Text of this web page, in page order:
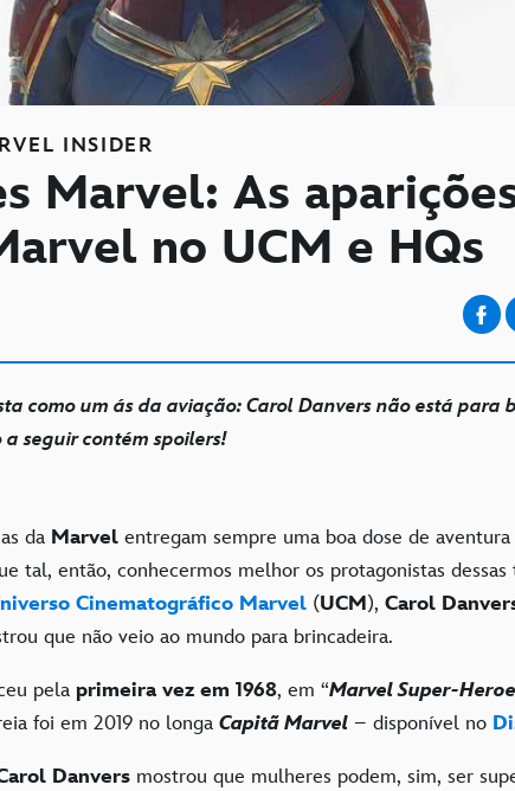
INSIDER
Marvel: As
no UCM e HQs
como um ás da aviação: Carol Danvers não está para
seguir contém spoilers!
da Marvel entregam sempre uma boa dose de
tal, então, conhecermos melhor os protagonistas dessas
Cinematográfico Marvel (UCM), Carol
que não veio ao mundo para brincadeira.
pela primeira vez em 1968, em “Marvel Super-
foi em 2019 no longa Capitã Marvel – disponível no
Danvers mostrou que mulheres podem, sim, ser